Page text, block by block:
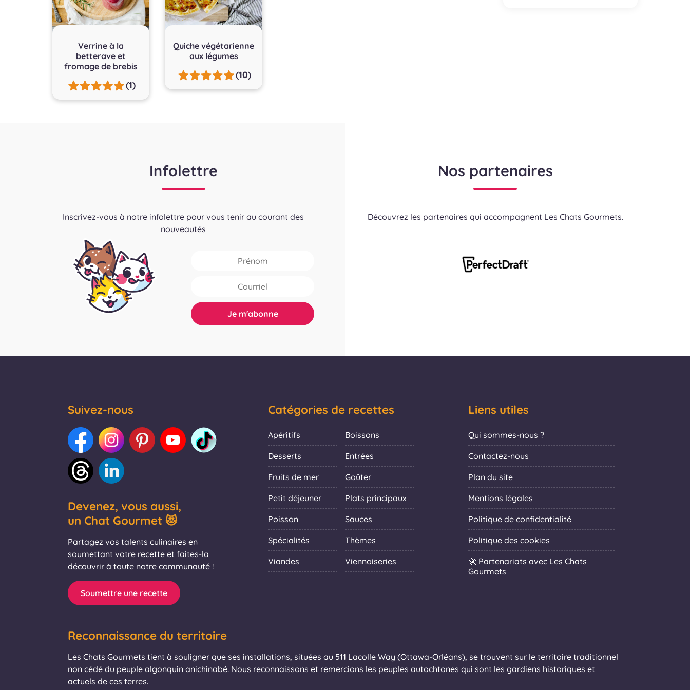
Verrine à la
betterave et
fromage de brebis
(1)
Quiche végétarienne
aux légumes
(10)
Infolettre
Inscrivez-vous à notre infolettre pour vous tenir au courant des
nouveautés
Nos partenaires
Découvrez les partenaires qui accompagnent Les Chats Gourmets.
Suivez-nous
Devenez, vous aussi,
un Chat Gourmet 😻
Partagez vos talents culinaires en
soumettant votre recette et faites-la
découvrir à toute notre communauté !
Soumettre une recette
Catégories de recettes
Apéritifs Boissons
Desserts Entrées
Fruits de mer Goûter
Petit déjeuner Plats principaux
Poisson Sauces
Spécialités Thèmes
Viandes Viennoiseries
Liens utiles
Qui sommes-nous ?
Contactez-nous
Plan du site
Mentions légales
Politique de confidentialité
Politique des cookies
🚀 Partenariats avec Les Chats
Gourmets
Reconnaissance du territoire
Les Chats Gourmets tient à souligner que ses installations, situées au 511 Lacolle Way (Ottawa-Orléans), se trouvent sur le territoire traditionnel
non cédé du peuple algonquin anichinabé. Nous reconnaissons et remercions les peuples autochtones qui sont les gardiens historiques et
actuels de ces terres.